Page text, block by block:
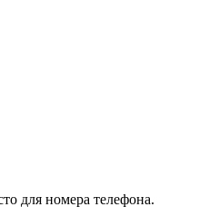
для номера телефона.